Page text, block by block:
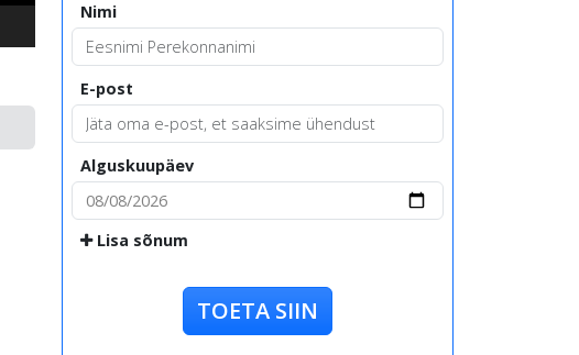
Nimi
E-post
Alguskuupäev
Lisa sõnum
TOETA SIIN